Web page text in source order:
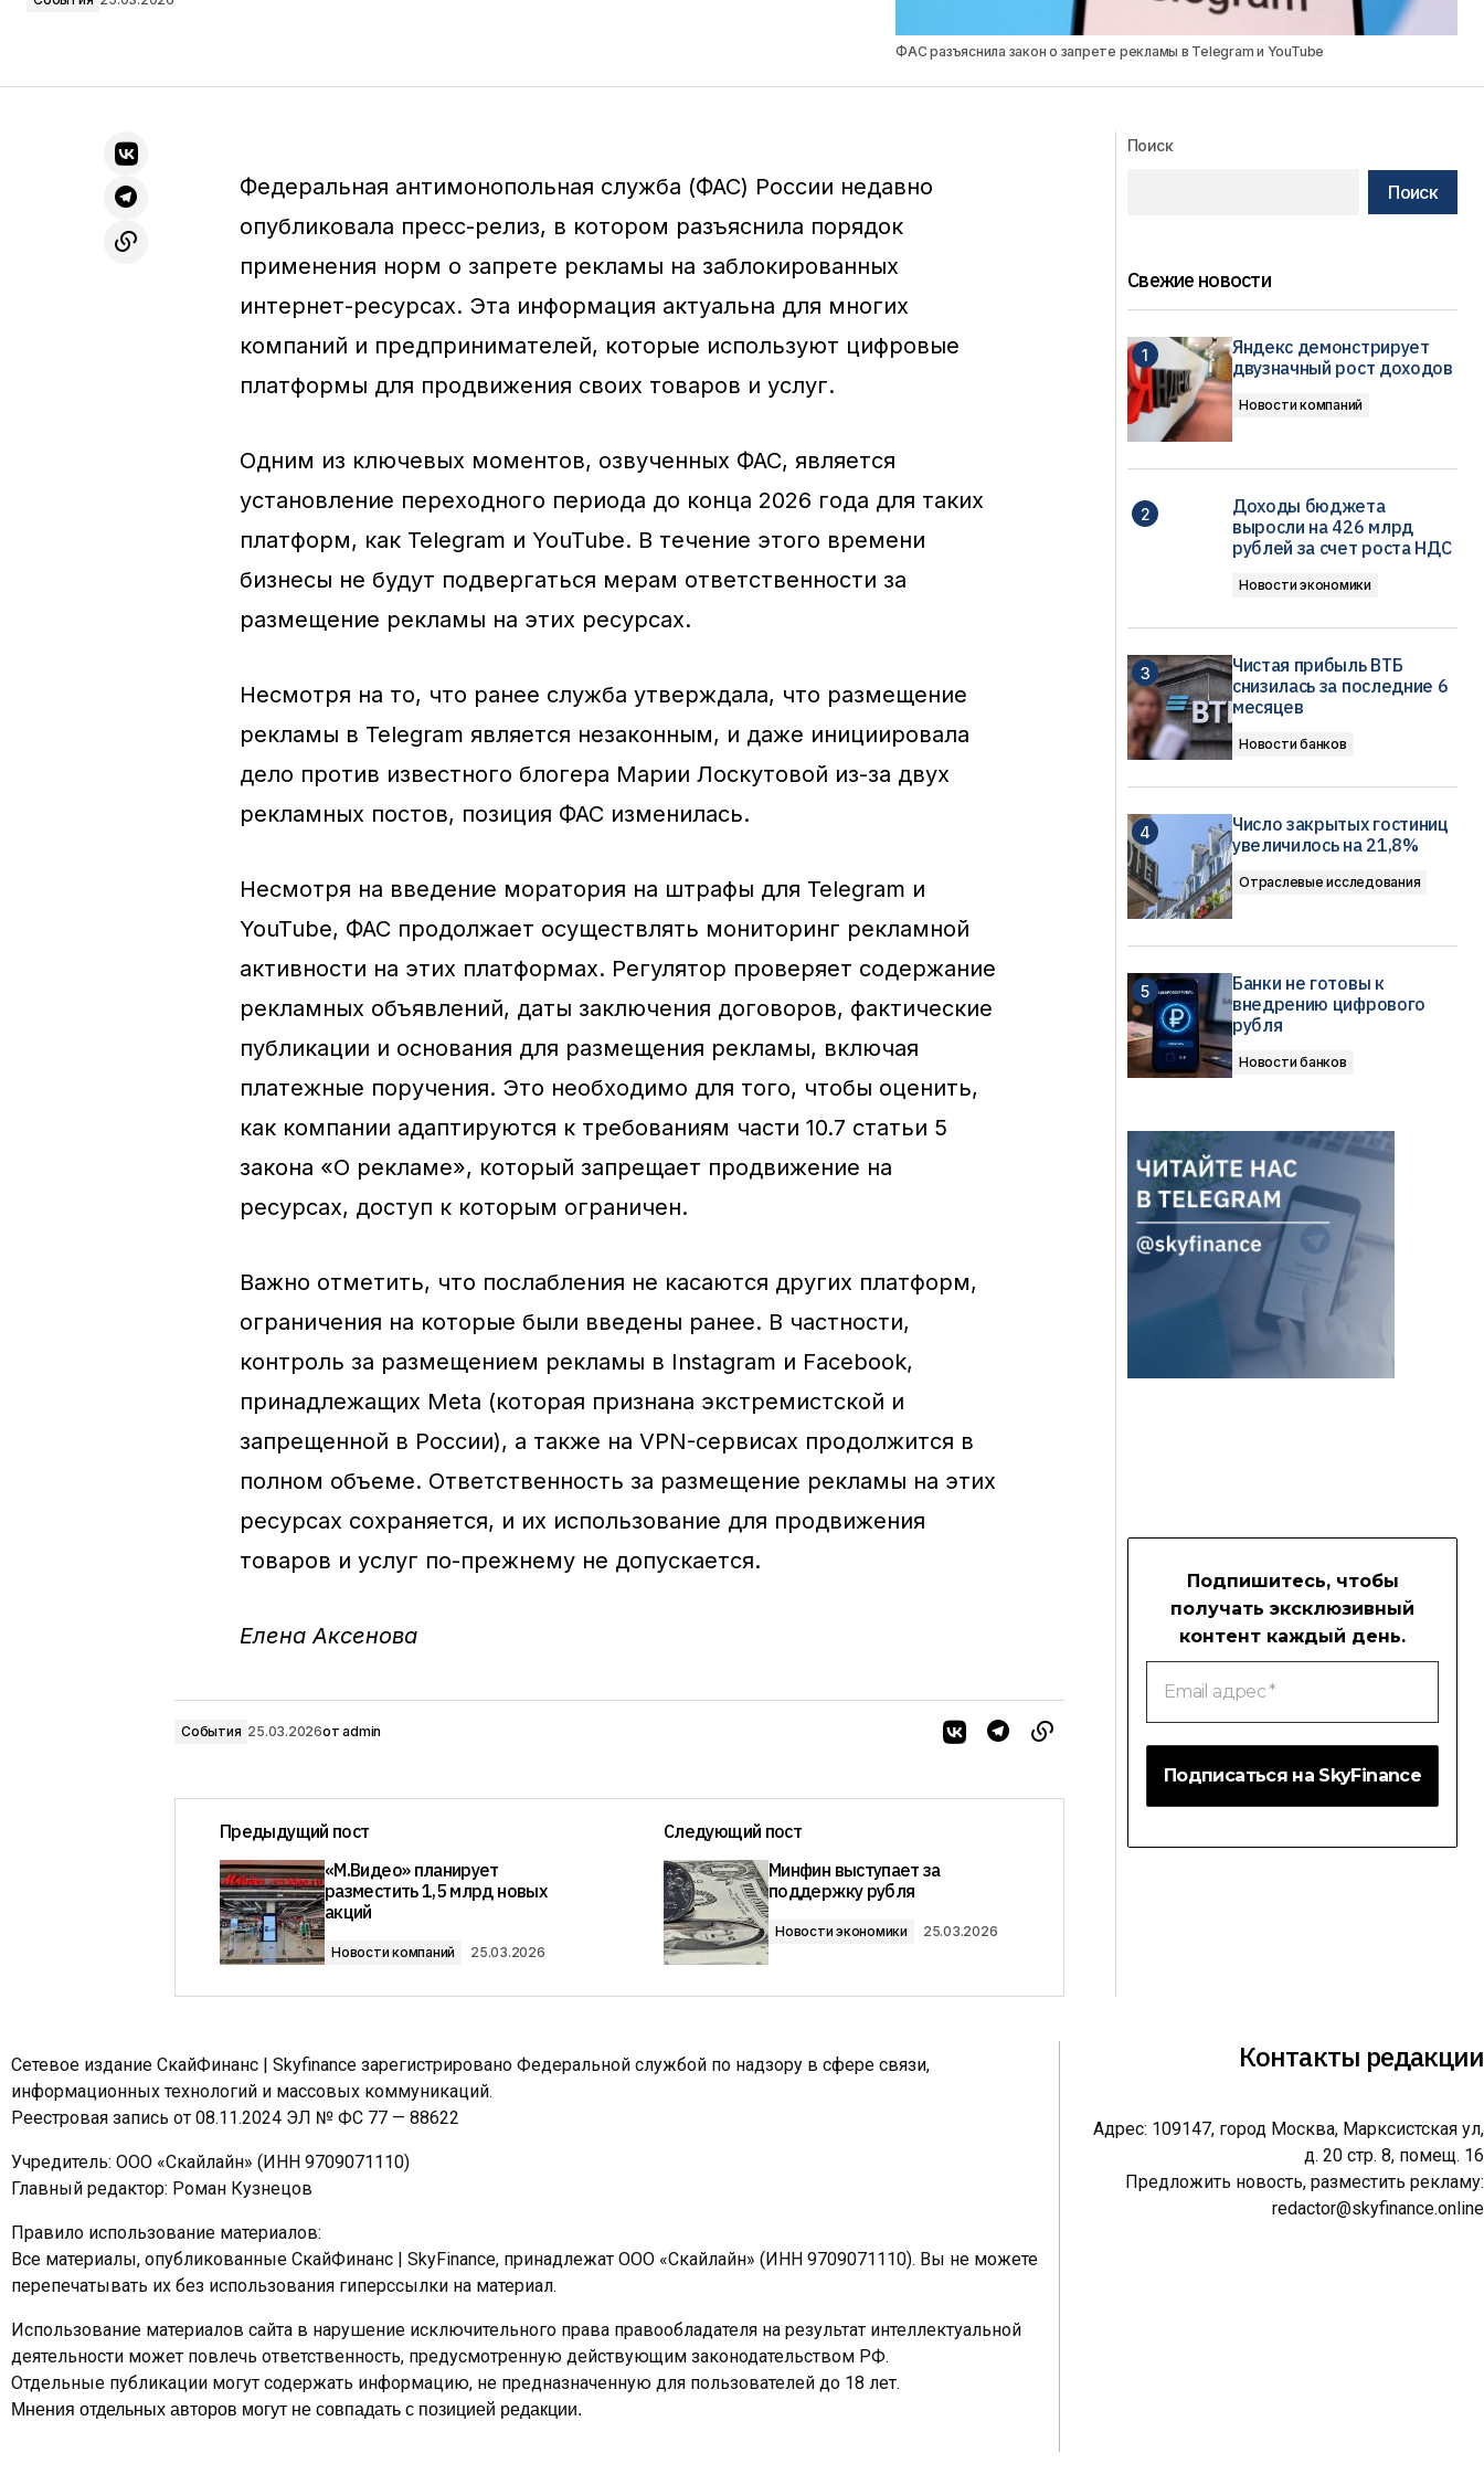
ФАС разъяснила закон о запрете рекламы в Telegram и YouTube
Федеральная антимонопольная служба (ФАС) России недавно
опубликовала пресс-релиз, в котором разъяснила порядок
применения норм о запрете рекламы на заблокированных
интернет-ресурсах. Эта информация актуальна для многих
компаний и предпринимателей, которые используют цифровые
платформы для продвижения своих товаров и услуг.
Одним из ключевых моментов, озвученных ФАС, является
установление переходного периода до конца 2026 года для таких
платформ, как Telegram и YouTube. В течение этого времени
бизнесы не будут подвергаться мерам ответственности за
размещение рекламы на этих ресурсах.
Несмотря на то, что ранее служба утверждала, что размещение
рекламы в Telegram является незаконным, и даже инициировала
дело против известного блогера Марии Лоскутовой из-за двух
рекламных постов, позиция ФАС изменилась.
Несмотря на введение моратория на штрафы для Telegram и
YouTube, ФАС продолжает осуществлять мониторинг рекламной
активности на этих платформах. Регулятор проверяет содержание
рекламных объявлений, даты заключения договоров, фактические
публикации и основания для размещения рекламы, включая
платежные поручения. Это необходимо для того, чтобы оценить,
как компании адаптируются к требованиям части 10.7 статьи 5
закона «О рекламе», который запрещает продвижение на
ресурсах, доступ к которым ограничен.
Важно отметить, что послабления не касаются других платформ,
ограничения на которые были введены ранее. В частности,
контроль за размещением рекламы в Instagram и Facebook,
принадлежащих Meta (которая признана экстремистской и
запрещенной в России), а также на VPN-сервисах продолжится в
полном объеме. Ответственность за размещение рекламы на этих
ресурсах сохраняется, и их использование для продвижения
товаров и услуг по-прежнему не допускается.
Елена Аксенова
События 25.03.2026от admin
Предыдущий пост
«М.Видео» планирует
разместить 1,5 млрд новых
акций
Новости компаний 25.03.2026
Следующий пост
Минфин выступает за
поддержку рубля
Новости экономики 25.03.2026
Поиск
Поиск
Свежие новости
Яндекс демонстрирует
двузначный рост доходов
Новости компаний
Доходы бюджета
выросли на 426 млрд
рублей за счет роста НДС
Новости экономики
Чистая прибыль ВТБ
снизилась за последние 6
месяцев
Новости банков
Число закрытых гостиниц
увеличилось на 21,8%
Отраслевые исследования
Банки не готовы к
внедрению цифрового
рубля
Новости банков
Подпишитесь, чтобы
получать эксклюзивный
контент каждый день.
адрес
Сетевое издание СкайФинанс | Skyfinance зарегистрировано Федеральной службой по надзору в сфере связи,
информационных технологий и массовых коммуникаций.
Реестровая запись от 08.11.2024 ЭЛ № ФС 77 — 88622
Учредитель: ООО «Скайлайн» (ИНН 9709071110)
Главный редактор: Роман Кузнецов
Правило использование материалов:
Все материалы, опубликованные СкайФинанс | SkyFinance, принадлежат ООО «Скайлайн» (ИНН 9709071110). Вы не можете
перепечатывать их без использования гиперссылки на материал.
Использование материалов сайта в нарушение исключительного права правообладателя на результат интеллектуальной
деятельности может повлечь ответственность, предусмотренную действующим законодательством РФ.
Отдельные публикации могут содержать информацию, не предназначенную для пользователей до 18 лет.
Мнения отдельных авторов могут не совпадать с позицией редакции.
Контакты редакции
Адрес: 109147, город Москва, Марксистская ул,
д. 20 стр. 8, помещ. 16
Предложить новость, разместить рекламу:
redactor@skyfinance.online